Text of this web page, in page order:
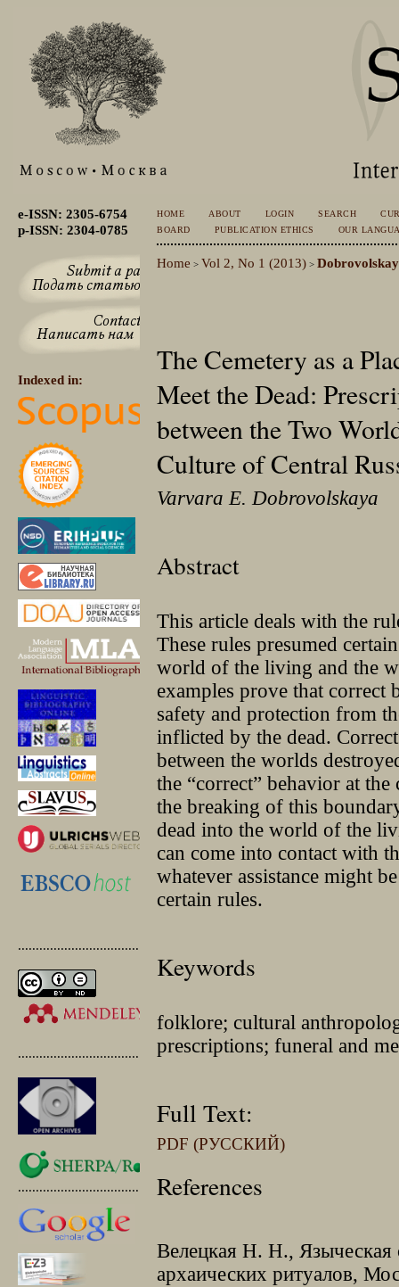
e-ISSN: 2305-6754
p-ISSN: 2304-0785
Indexed in:
.............................................
.............................................
.............................................
HOME ABOUT LOGIN SEARCH
BOARD
PUBLICATION ETHICS OUR
Home > Vol 2, No 1 (2013) >
The Cemetery as a
Meet the Dead:
between the Two
Culture of Central
Varvara E. Dobrovolskaya
Abstract
This article deals with the
These rules presumed
world of the living and the
examples prove that
safety and protection from
inflicted by the dead.
between the worlds
the “correct” behavior at
the breaking of this
dead into the world of the
can come into contact with
whatever assistance might
certain rules.
Keywords
folklore; cultural
prescriptions; funeral and
Full Text:
PDF (РУССКИЙ)
References
Велецкая Н. Н., Языческая
архаических ритуалов,